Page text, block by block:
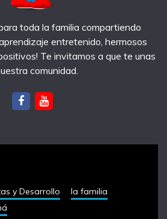
toda la familia compartiendo
entretenido, hermosos
Te invitamos a que te unas
comunidad.
y Desarrollo
la familia